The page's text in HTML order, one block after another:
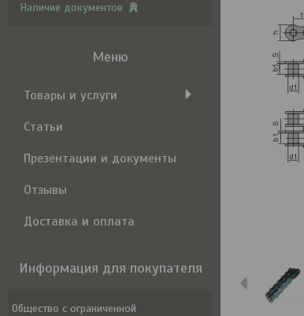
Наличие документов
Товары и услуги
Статьи
Презентации и документы
Отзывы
Доставка и оплата
Информация для покупателя
Общество с ограниченной